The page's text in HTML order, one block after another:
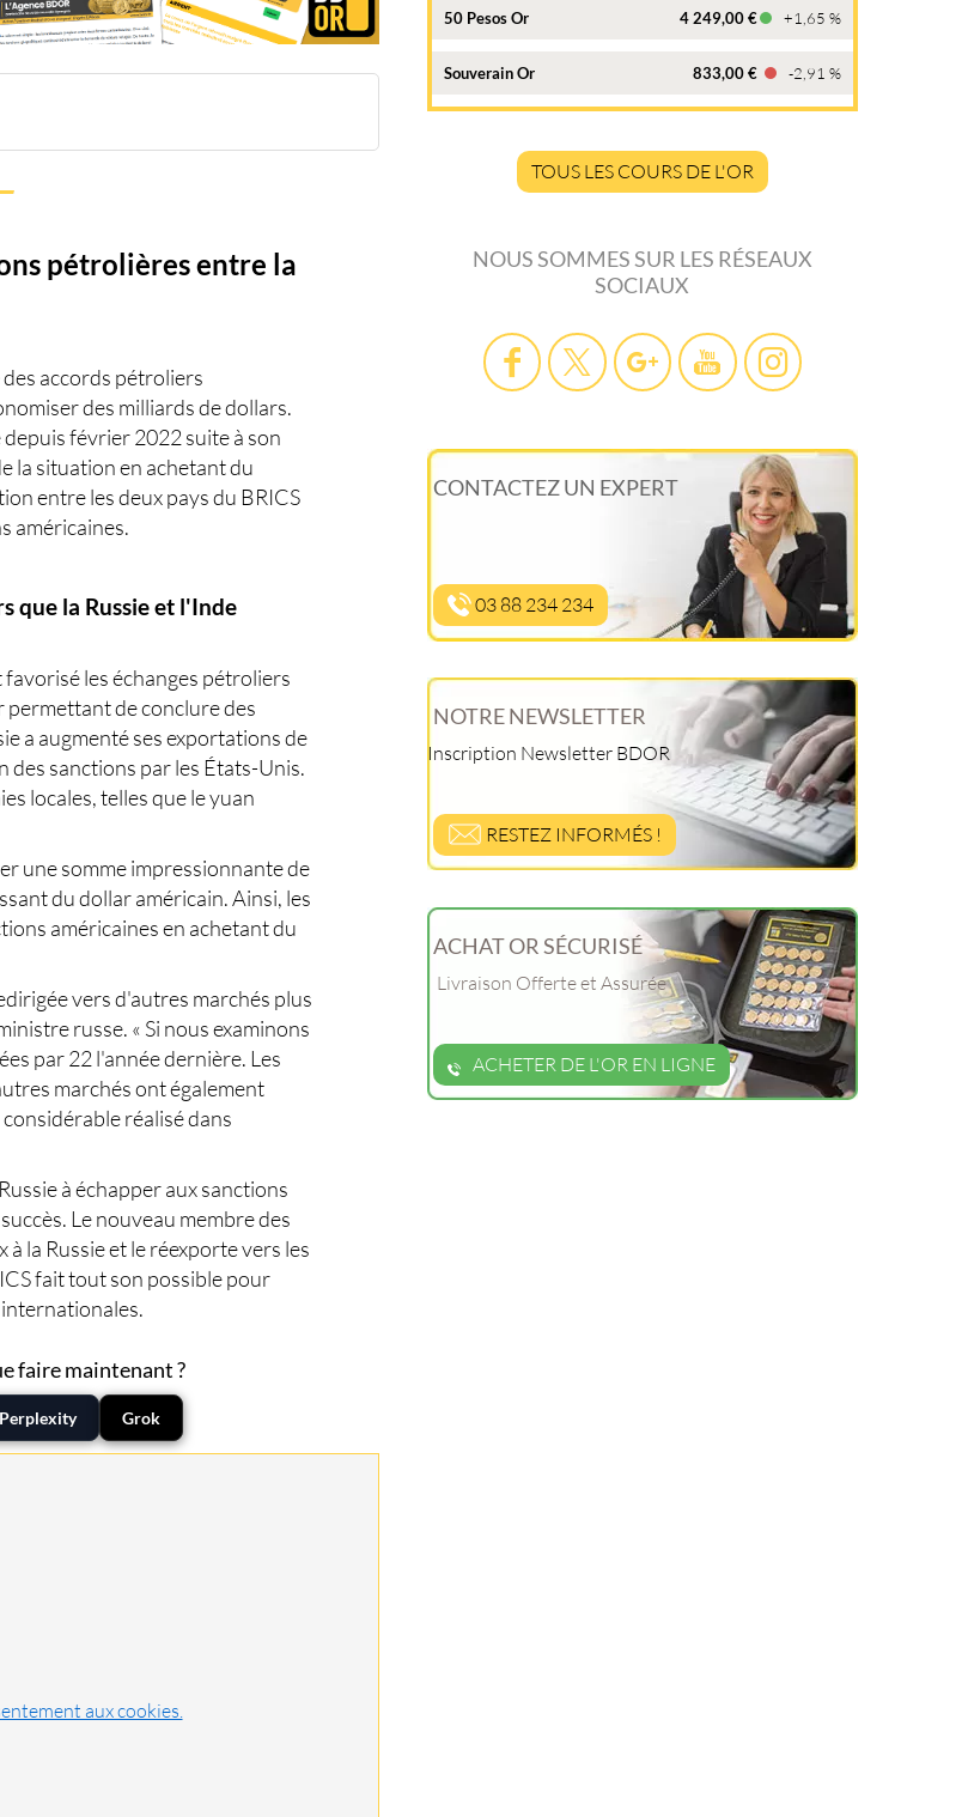
pétrolières entre la
des accords pétroliers
des milliards de dollars.
depuis février 2022 suite à son
la situation en achetant du
entre les deux pays du BRICS
américaines.
que la Russie et l'Inde
les échanges pétroliers
permettant de conclure des
a augmenté ses exportations de
sanctions par les États-Unis.
locales, telles que le yuan
une somme impressionnante de
du dollar américain. Ainsi, les
américaines en achetant du
vers d'autres marchés plus
russe. « Si nous examinons
par 22 l'année dernière. Les
marchés ont également
réalisé dans
à échapper aux sanctions
Le nouveau membre des
la Russie et le réexporte vers les
fait tout son possible pour
faire maintenant ?
Perplexity Grok
aux cookies.
50 Pesos Or 4 249,00 € +1,65 %
Souverain Or 833,00 € -2,91 %
TOUS LES COURS DE L'OR
NOUS SOMMES SUR LES RÉSEAUX
SOCIAUX
CONTACTEZ UN EXPERT
03 88 234 234
NOTRE NEWSLETTER
Inscription Newsletter BDOR
RESTEZ INFORMÉS !
ACHAT OR SÉCURISÉ
Livraison Offerte et Assurée
ACHETER DE L'OR EN LIGNE